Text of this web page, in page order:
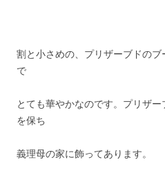
割と小さめの、プリザーブドの
で
とても華やかなのです。プリザ
を保ち
義理母の家に飾ってあります。